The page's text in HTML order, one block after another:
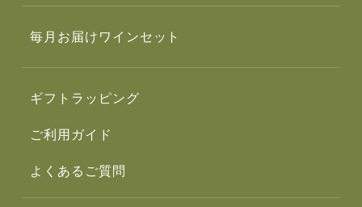
毎月お届けワインセット
ギフトラッピング
ご利用ガイド
よくあるご質問